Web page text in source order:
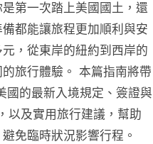
第一次踏上美國國土，還
都能讓旅程更加順利與安
，從東岸的紐約到西岸的
旅行體驗。 本篇指南將帶
國的最新入境規定、簽證與
以及實用旅行建議，幫助
免臨時狀況影響行程。